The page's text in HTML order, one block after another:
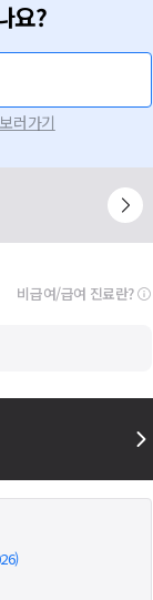
요?
러가기
비급여/급여 진료란?